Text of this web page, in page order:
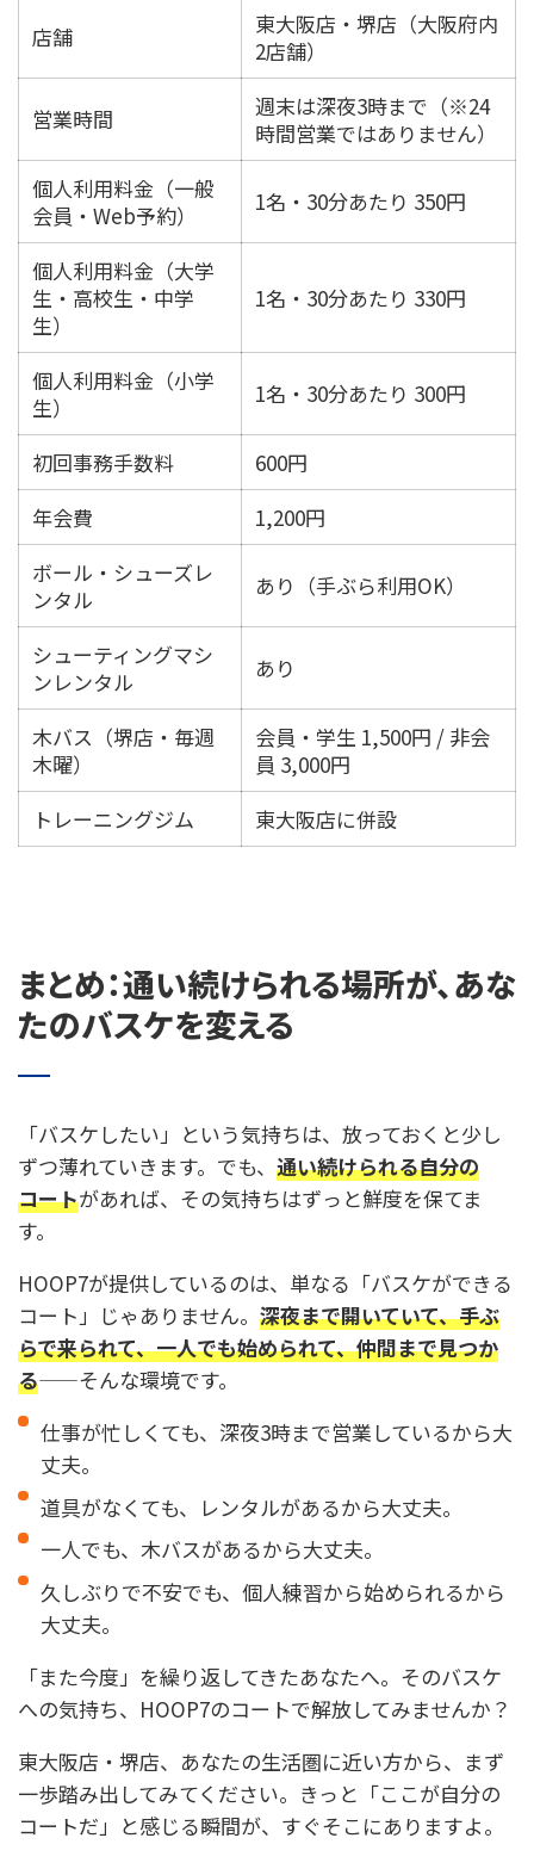
店舗
東大阪店・堺店（大阪府内
2店舗）
営業時間
週末は深夜3時まで（※24
時間営業ではありません）
個人利用料金（一般
会員・Web予約）
1名・30分あたり 350円
個人利用料金（大学
生・高校生・中学
生）
1名・30分あたり 330円
個人利用料金（小学
生）
1名・30分あたり 300円
初回事務手数料
600円
年会費
1,200円
ボール・シューズレ
ンタル
あり（手ぶら利用OK）
シューティングマシ
ンレンタル
あり
木バス（堺店・毎週
木曜）
会員・学生 1,500円 / 非会
員 3,000円
トレーニングジム
東大阪店に併設
まとめ：通い続けられる場所が、あな
たのバスケを変える
「バスケしたい」という気持ちは、放っておくと少し
ずつ薄れていきます。でも、 通い続けられる自分の
コートがあれば、その気持ちはずっと鮮度を保てま
す。
HOOP7が提供しているのは、単なる「バスケができる
コート」じゃありません。 深夜まで開いていて、手ぶ
らで来られて、一人でも始められて、仲間まで見つか
る——そんな環境です。
仕事が忙しくても、深夜3時まで営業しているから大
丈夫。
道具がなくても、レンタルがあるから大丈夫。
一人でも、木バスがあるから大丈夫。
久しぶりで不安でも、個人練習から始められるから
大丈夫。
「また今度」を繰り返してきたあなたへ。そのバスケ
への気持ち、HOOP7のコートで解放してみませんか？
東大阪店・堺店、あなたの生活圏に近い方から、まず
一歩踏み出してみてください。きっと「ここが自分の
コートだ」と感じる瞬間が、すぐそこにありますよ。